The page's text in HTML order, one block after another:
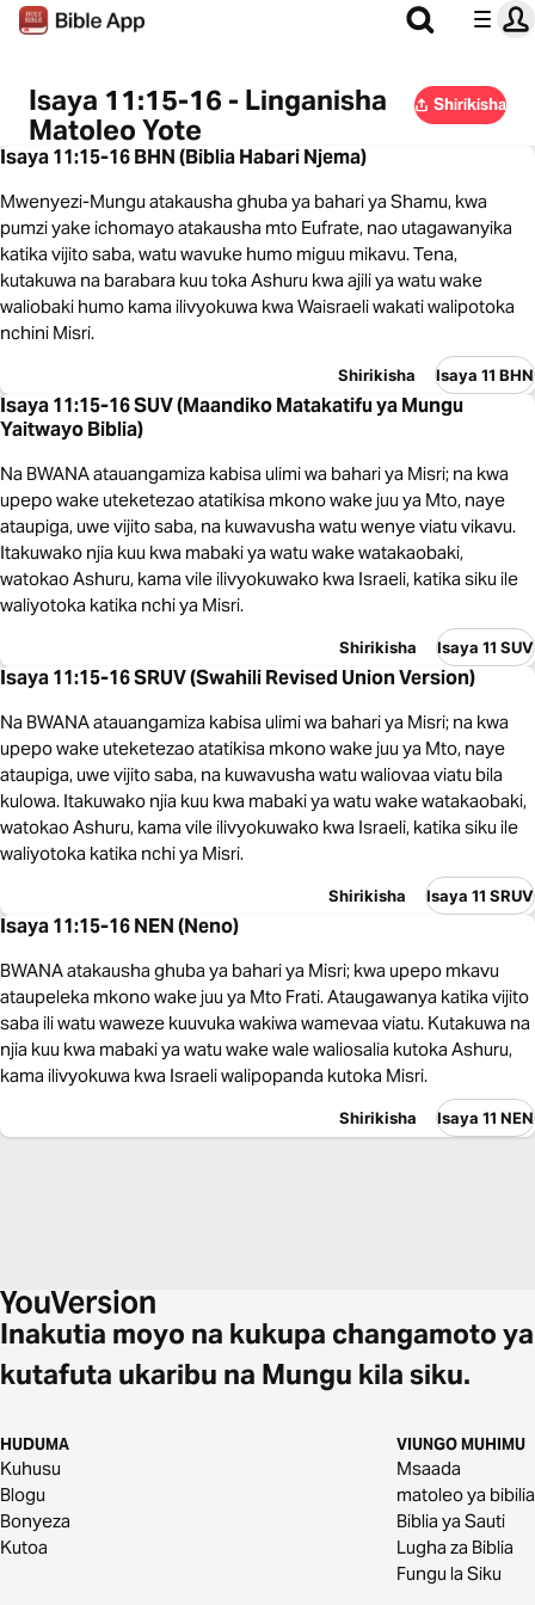
Isaya 11:15-16 - Linganisha
Matoleo Yote
Shirikisha
Isaya 11:15-16 BHN (Biblia Habari Njema)
Mwenyezi-Mungu atakausha ghuba ya bahari ya Shamu, kwa
pumzi yake ichomayo atakausha mto Eufrate, nao utagawanyika
katika vijito saba, watu wavuke humo miguu mikavu. Tena,
kutakuwa na barabara kuu toka Ashuru kwa ajili ya watu wake
waliobaki humo kama ilivyokuwa kwa Waisraeli wakati walipotoka
nchini Misri.
Shirikisha Isaya 11 BHN
Isaya 11:15-16 SUV (Maandiko Matakatifu ya Mungu
Yaitwayo Biblia)
Na BWANA atauangamiza kabisa ulimi wa bahari ya Misri; na kwa
upepo wake uteketezao atatikisa mkono wake juu ya Mto, naye
ataupiga, uwe vijito saba, na kuwavusha watu wenye viatu vikavu.
Itakuwako njia kuu kwa mabaki ya watu wake watakaobaki,
watokao Ashuru, kama vile ilivyokuwako kwa Israeli, katika siku ile
waliyotoka katika nchi ya Misri.
Shirikisha Isaya 11 SUV
Isaya 11:15-16 SRUV (Swahili Revised Union Version)
Na BWANA atauangamiza kabisa ulimi wa bahari ya Misri; na kwa
upepo wake uteketezao atatikisa mkono wake juu ya Mto, naye
ataupiga, uwe vijito saba, na kuwavusha watu waliovaa viatu bila
kulowa. Itakuwako njia kuu kwa mabaki ya watu wake watakaobaki,
watokao Ashuru, kama vile ilivyokuwako kwa Israeli, katika siku ile
waliyotoka katika nchi ya Misri.
Shirikisha Isaya 11 SRUV
Isaya 11:15-16 NEN (Neno)
BWANA atakausha ghuba ya bahari ya Misri; kwa upepo mkavu
ataupeleka mkono wake juu ya Mto Frati. Ataugawanya katika vijito
saba ili watu waweze kuuvuka wakiwa wamevaa viatu. Kutakuwa na
njia kuu kwa mabaki ya watu wake wale waliosalia kutoka Ashuru,
kama ilivyokuwa kwa Israeli walipopanda kutoka Misri.
Shirikisha Isaya 11 NEN
Inakutia moyo na kukupa changamoto ya
kutafuta ukaribu na Mungu kila siku.
HUDUMA
Kuhusu
Blogu
Bonyeza
Kutoa
VIUNGO MUHIMU
Msaada
matoleo ya bibilia
Biblia ya Sauti
Lugha za Biblia
Fungu la Siku